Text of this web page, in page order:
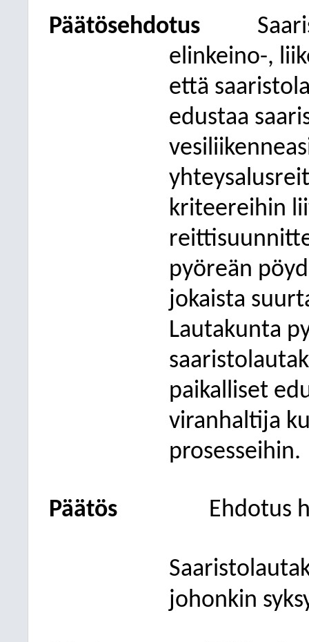
Päätösehdotus
elinkeino-,
että
edustaa
kriteereihin
pyöreän
jokaista
Lautakunta
paikalliset
viranhaltija
prosesseihin.
Päätös Ehdotus
johonkin